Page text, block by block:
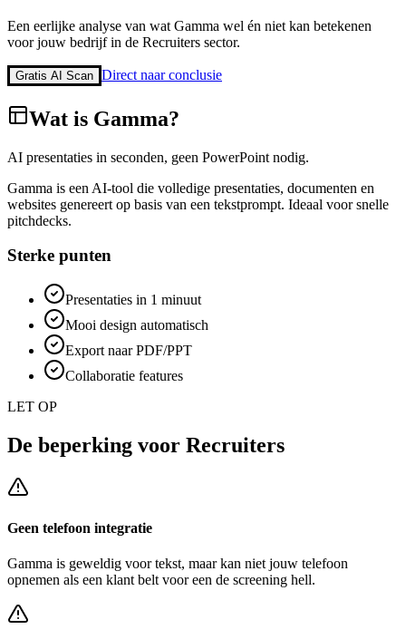
Een eerlijke analyse van wat Gamma wel én niet kan betekenen
voor jouw bedrijf in de Recruiters sector.
Gratis AI Scan Direct naar conclusie
Wat is Gamma?
AI presentaties in seconden, geen PowerPoint nodig.
Gamma is een AI-tool die volledige presentaties, documenten en
websites genereert op basis van een tekstprompt. Ideaal voor snelle
pitchdecks.
Sterke punten
Presentaties in 1 minuut
Mooi design automatisch
Export naar PDF/PPT
Collaboratie features
LET OP
De beperking voor Recruiters
Geen telefoon integratie
Gamma is geweldig voor tekst, maar kan niet jouw telefoon
opnemen als een klant belt voor een de screening hell.